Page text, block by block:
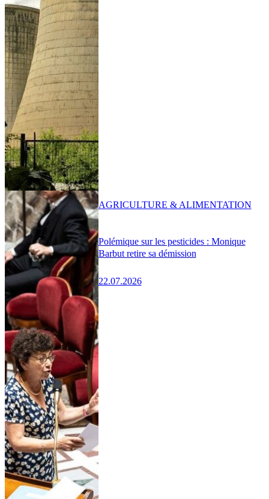
Polémique sur les pesticides : Monique
Barbut retire sa démission
22.07.2026
AGRICULTURE & ALIMENTATION